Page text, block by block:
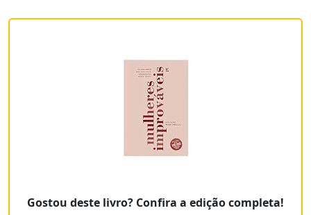
Gostou deste livro? Confira a edição completa!